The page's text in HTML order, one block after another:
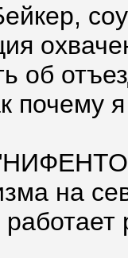
об
почему
на